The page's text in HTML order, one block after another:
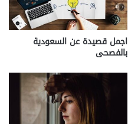
اجمل قصيدة عن السعودية
بالفصحى